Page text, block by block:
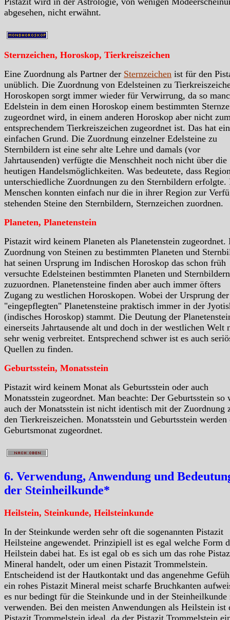
abgesehen, nicht erwähnt.
Sternzeichen, Horoskop, Tierkreiszeichen
Eine Zuordnung als Partner der Sternzeichen ist für den
unüblich. Die Zuordnung von Edelsteinen zu
Horoskopen sorgt immer wieder für Verwirrung, da so
Edelstein in dem einen Horoskop einem bestimmten
zugeordnet wird, in einem anderen Horoskop aber nicht
entsprechendem Tierkreiszeichen zugeordnet ist. Das hat
einfachen Grund. Die Zuordnung einzelner Edelsteine zu
Sternbildern ist eine sehr alte Lehre und damals (vor
Jahrtausenden) verfügte die Menschheit noch nicht über die
heutigen Handelsmöglichkeiten. Was bedeutete, dass
unterschiedliche Zuordnungen zu den Sternbildern erfolgte.
Menschen konnten einfach nur die in ihrer Region zur
stehenden Steine den Sternbildern, Sternzeichen zuordnen.
Planeten, Planetenstein
Pistazit wird keinem Planeten als Planetenstein zugeordnet.
Zuordnung von Steinen zu bestimmten Planeten und
hat seinen Ursprung im Indischen Horoskop das schon früh
versuchte Edelsteinen bestimmten Planeten und Sternbildern
zuzuordnen. Planetensteine finden aber auch immer öfters
Zugang zu westlichen Horoskopen. Wobei der Ursprung der
"eingepflegten" Planetensteine praktisch immer in der
(indisches Horoskop) stammt. Die Deutung der
einerseits Jahrtausende alt und doch in der westlichen Welt
sehr wenig verbreitet. Entsprechend schwer ist es auch
Quellen zu finden.
Geburtsstein, Monatsstein
Pistazit wird keinem Monat als Geburtsstein oder auch
Monatsstein zugeordnet. Man beachte: Der Geburtsstein so
auch der Monatsstein ist nicht identisch mit der Zuordnung
den Tierkreiszeichen. Monatsstein und Geburtsstein werden
Geburtsmonat zugeordnet.
6. Verwendung, Anwendung und
der Steinheilkunde*
Heilstein, Steinkunde, Heilsteinkunde
In der Steinkunde werden sehr oft die sogenannten Pistazit
Heilsteine angewendet. Prinzipiell ist es egal welche Form
Heilstein dabei hat. Es ist egal ob es sich um das rohe
Mineral handelt, oder um einen Pistazit Trommelstein.
Entscheidend ist der Hautkontakt und das angenehme
ein rohes Pistazit Mineral meist scharfe Bruchkanten
es nur bedingt für die Steinkunde und in der Steinheilkunde
verwenden. Bei den meisten Anwendungen als Heilstein ist